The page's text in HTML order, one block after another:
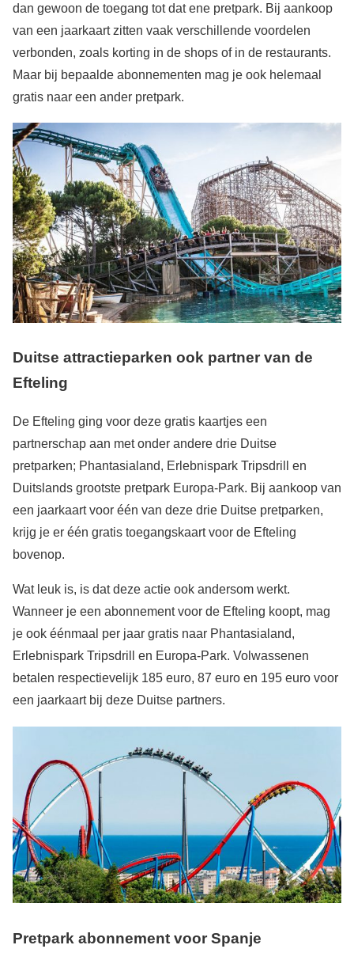
dan gewoon de toegang tot dat ene pretpark. Bij aankoop
van een jaarkaart zitten vaak verschillende voordelen
verbonden, zoals korting in de shops of in de restaurants.
Maar bij bepaalde abonnementen mag je ook helemaal
gratis naar een ander pretpark.
Duitse attractieparken ook partner van de
Efteling
De Efteling ging voor deze gratis kaartjes een
partnerschap aan met onder andere drie Duitse
pretparken; Phantasialand, Erlebnispark Tripsdrill en
Duitslands grootste pretpark Europa-Park. Bij aankoop van
een jaarkaart voor één van deze drie Duitse pretparken,
krijg je er één gratis toegangskaart voor de Efteling
bovenop.
Wat leuk is, is dat deze actie ook andersom werkt.
Wanneer je een abonnement voor de Efteling koopt, mag
je ook éénmaal per jaar gratis naar Phantasialand,
Erlebnispark Tripsdrill en Europa-Park. Volwassenen
betalen respectievelijk 185 euro, 87 euro en 195 euro voor
een jaarkaart bij deze Duitse partners.
Pretpark abonnement voor Spanje